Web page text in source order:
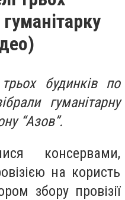
будинків по
гуманітарну
“Азов”.
консервами,
на користь
збору провізії